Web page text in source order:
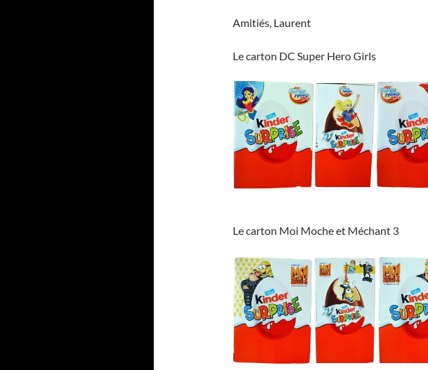
Amitiés, Laurent
Le carton DC Super Hero Girls
Le carton Moi Moche et Méchant 3